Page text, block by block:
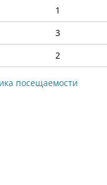
1
3
2
посещаемости